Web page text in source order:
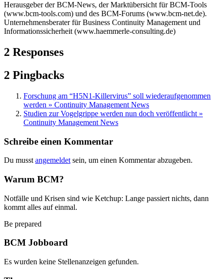
Herausgeber der BCM-News, der Marktübersicht für BCM-Tools
(www.bcm-tools.com) und des BCM-Forums (www.bcm-net.de).
Unternehmensberater für Business Continuity Management und
Informationssicherheit (www.haemmerle-consulting.de)
2 Responses
2 Pingbacks
Forschung am “H5N1-Killervirus” soll wiederaufgenommen
werden » Continuity Management News
Studien zur Vogelgrippe werden nun doch veröffentlicht »
Continuity Management News
Schreibe einen Kommentar
Du musst angemeldet sein, um einen Kommentar abzugeben.
Warum BCM?
Notfälle und Krisen sind wie Ketchup: Lange passiert nichts, dann
kommt alles auf einmal.
Be prepared
BCM Jobboard
Es wurden keine Stellenanzeigen gefunden.